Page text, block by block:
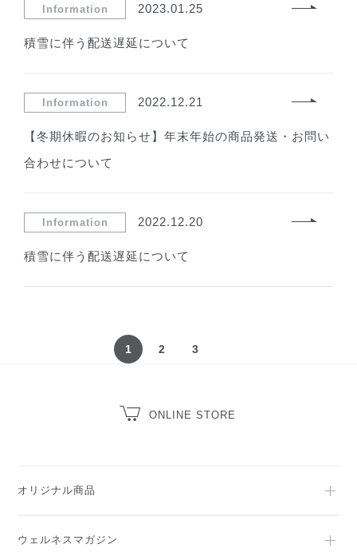
Information 2023.01.25
積雪に伴う配送遅延について
Information 2022.12.21
【冬期休暇のお知らせ】年末年始の商品発送・お問い
合わせについて
Information 2022.12.20
積雪に伴う配送遅延について
1 2 3
ONLINE STORE
オリジナル商品
ウェルネスマガジン